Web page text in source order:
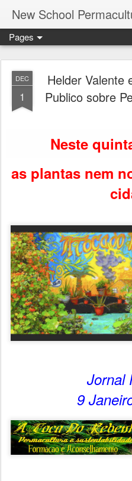
New School
Pages
DEC
1
Helder Valente
Publico sobre
Neste
as plantas nem
Jornal
9